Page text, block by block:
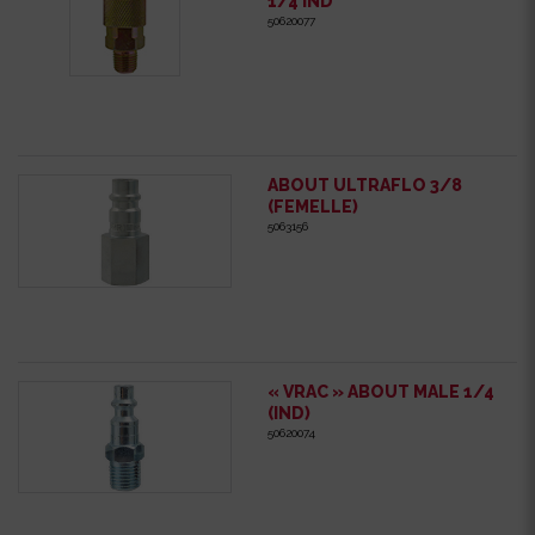
50620077
ABOUT ULTRAFLO 3/8
(FEMELLE)
5063156
« VRAC » ABOUT MALE 1/4
(IND)
50620074